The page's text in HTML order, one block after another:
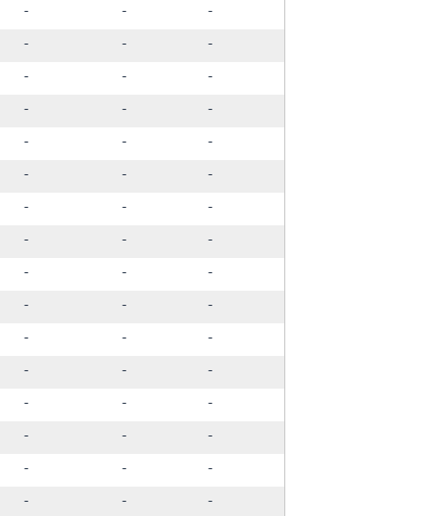
- -
-
- -
-
- -
-
- -
-
- -
-
- -
-
- -
-
- -
-
- -
-
- -
-
- -
-
- -
-
- -
-
- -
-
- -
-
- -
-